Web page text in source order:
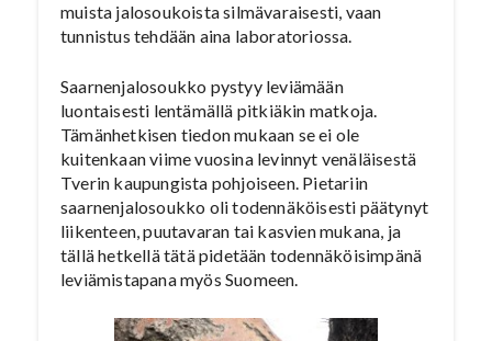
muista jalosoukoista silmävaraisesti, vaan
tunnistus tehdään aina laboratoriossa.
Saarnenjalosoukko pystyy leviämään
luontaisesti lentämällä pitkiäkin matkoja.
Tämänhetkisen tiedon mukaan se ei ole
kuitenkaan viime vuosina levinnyt venäläisestä
Tverin kaupungista pohjoiseen. Pietariin
saarnenjalosoukko oli todennäköisesti päätynyt
liikenteen, puutavaran tai kasvien mukana, ja
tällä hetkellä tätä pidetään todennäköisimpänä
leviämistapana myös Suomeen.